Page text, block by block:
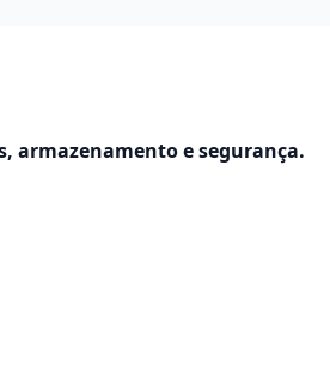
armazenamento e segurança.